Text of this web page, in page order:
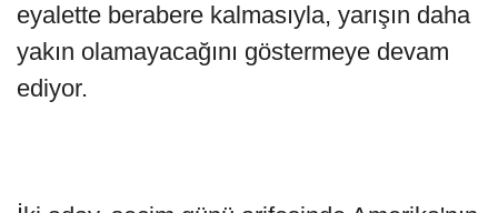
eyalette berabere kalmasıyla, yarışın daha
yakın olamayacağını göstermeye devam
ediyor.